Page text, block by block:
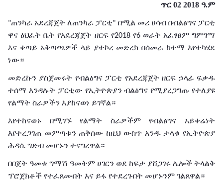
ጥር 02 2018 ዓ.ም
"ጠንካራ አደረጃጀት ለጠንካራ ፓርቲ" በሚል መሪ ሀሳብ በብልፅግና ፓርቲ
ዋና ፅህፈት ቤት የአደረጃጀት ዘርፍ የ2018 የ6 ወራት አፈፃፀም ግምገማ
እና ቀጣይ አቅጣጫዎች ላይ ያተኮረ መድረክ በሰመራ ከተማ እየተካሄደ
ነው።
መድረኩን ያስጀመሩት የብልፅግና ፓርቲ የአደረጃጀት ዘርፍ ኃላፊ ፍቃዱ
ተሰማ እንዳሉት ፓርቲው የኢትዮጵያን ብልፅግና የሚያረጋግጡ የተለያዩ
የልማት ስራዎችን እያከናወነ ይገኛል።
እየተከናወኑ በሚገኙ የልማት ስራዎችም የብልፅግና
አይቀሬነት
እየተረጋገጠ መምጣቱን ጠቅሰው ከዚህ ውስጥ አንዱ ታላቁ የኢትዮጵያ
ሕዳሴ ግድብ መሆኑን ተናግረዋል።
በበጀት ዓመቱ ግማሽ ዓመትም ሀገርን ወደ ከፍታ ያሸጋገሩ ሌሎች ትላልቅ
ፕሮጀክቶች የተፈጸሙበት እና ይፋ የተደረጉበት መሆኑንም ገልጸዋል።